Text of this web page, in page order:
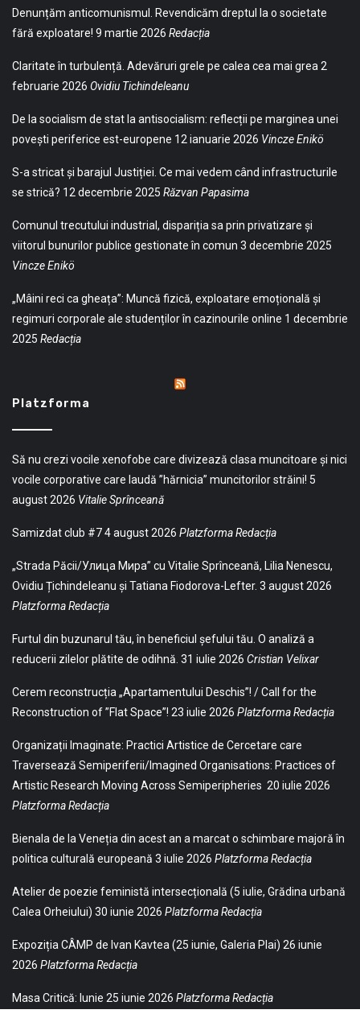
Denunțăm anticomunismul. Revendicăm dreptul la o societate
fără exploatare! 9 martie 2026 Redacția
Claritate în turbulență. Adevăruri grele pe calea cea mai grea 2
februarie 2026 Ovidiu Tichindeleanu
De la socialism de stat la antisocialism: reflecții pe marginea unei
povești periferice est-europene 12 ianuarie 2026 Vincze Enikö
S-a stricat și barajul Justiției. Ce mai vedem când infrastructurile
se strică? 12 decembrie 2025 Răzvan Papasima
Comunul trecutului industrial, dispariția sa prin privatizare și
viitorul bunurilor publice gestionate în comun 3 decembrie 2025
Vincze Enikö
„Mâini reci ca gheața”: Muncă fizică, exploatare emoțională și
regimuri corporale ale studenților în cazinourile online 1 decembrie
2025 Redacția
Platzforma
Să nu crezi vocile xenofobe care divizează clasa muncitoare și nici
vocile corporative care laudă ”hărnicia” muncitorilor străini! 5
august 2026 Vitalie Sprînceană
Samizdat club #74 august 2026 Platzforma Redacția
„Strada Păcii/Улица Мира” cu Vitalie Sprînceană, Lilia Nenescu,
Ovidiu Țichindeleanu și Tatiana Fiodorova-Lefter. 3 august 2026
Platzforma Redacția
Furtul din buzunarul tău, în beneficiul șefului tău. O analiză a
reducerii zilelor plătite de odihnă. 31 iulie 2026 Cristian Velixar
Cerem reconstrucția „Apartamentului Deschis”! / Call for the
Reconstruction of ”Flat Space”! 23 iulie 2026 Platzforma Redacția
Organizații Imaginate: Practici Artistice de Cercetare care
Traversează Semiperiferii/Imagined Organisations: Practices of
Artistic Research Moving Across Semiperipheries 20 iulie 2026
Platzforma Redacția
Bienala de la Veneția din acest an a marcat o schimbare majoră în
politica culturală europeană 3 iulie 2026 Platzforma Redacția
Atelier de poezie feministă intersecțională (5 iulie, Grădina urbană
Calea Orheiului) 30 iunie 2026 Platzforma Redacția
Expoziția CÂMP de Ivan Kavtea (25 iunie, Galeria Plai) 26 iunie
2026 Platzforma Redacția
Masa Critică: Iunie 25 iunie 2026 Platzforma Redacția